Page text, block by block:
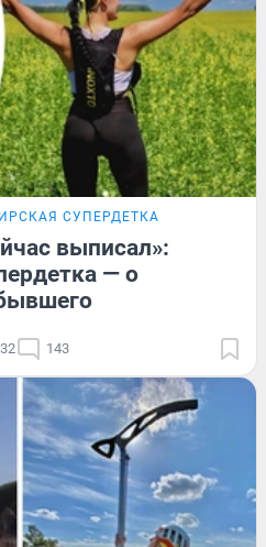
СУПЕРДЕТКА
выписал»:
— о
143